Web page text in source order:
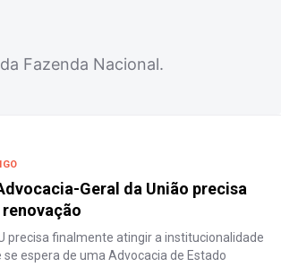
Fazenda Nacional.
Geral da União precisa
renovação
precisa finalmente atingir a institucionalidade
se espera de uma Advocacia de Estado